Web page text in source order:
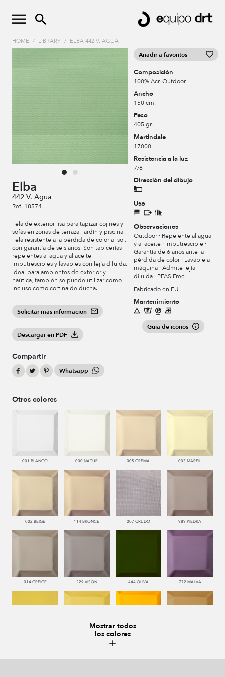
HOME / LIBRARY / ELBA 442 V. AGUA
Elba
442 V. Agua
Ref. 18574
Tela de exterior lisa para tapizar cojines y
sofás en zonas de terraza, jardín y piscina.
Tela resistente a la pérdida de color al sol,
con garantía de seis años. Son tapicerías
repelentes al agua y al aceite,
imputrescibles y lavables con lejía diluida.
Ideal para ambientes de exterior y
naútica, también se puede utilizar como
incluso como cortina de ducha.
Solicitar más información
Descargar en PDF
Compartir
Whatsapp
Añadir a favoritos
Composición
100% Acr. Outdoor
Ancho
150 cm.
Peso
405 gr.
Martindale
17000
Resistencia a la luz
7/8
Dirección del dibujo
Uso
Observaciones
Outdoor · Repelente al agua
y al aceite · Imputrescible ·
Garantía de 6 años ante la
pérdida de color · Lavable a
máquina · Admite lejía
diluida · PFAS Free
Fabricado en EU
Mantenimiento
Guía de iconos
Otros colores
001 BLANCO 000 NATUR 005 CREMA 003 MARFIL
002 BEIGE 114 BRONCE 007 CRUDO 989 PIEDRA
014 GREIGE 229 VISON 444 OLIVA 772 MALVA
Mostrar todos
los colores